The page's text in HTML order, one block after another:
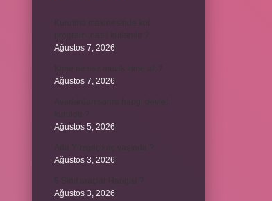
programı nasıl kullanılır ?
Ağustos 7, 2026
Ağustos 7, 2026
Ağustos 5, 2026
Ağustos 3, 2026
Ağustos 3, 2026